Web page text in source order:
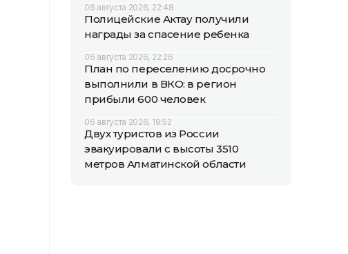
06 августа 2026, 22:48
Полицейские Актау получили
награды за спасение ребенка
06 августа 2026, 22:26
План по переселению досрочно
выполнили в ВКО: в регион
прибыли 600 человек
06 августа 2026, 19:52
Двух туристов из России
эвакуировали с высоты 3510
метров Алматинской области